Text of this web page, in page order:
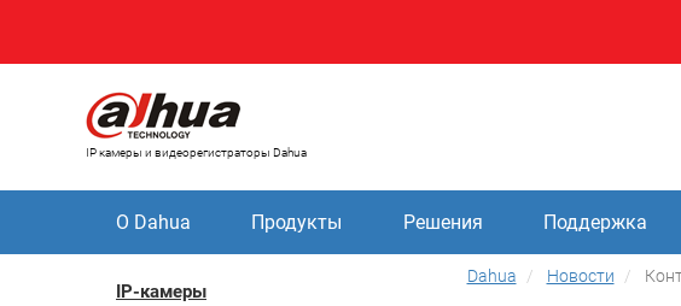
IP камеры и видеорегистраторы Dahua
О Dahua Продукты Решения Поддержка
IP-камеры
Dahua Новости